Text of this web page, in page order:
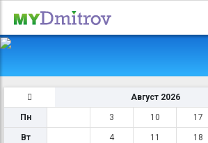
Август 2026
Пн 3 10 17
Вт 4 11 18